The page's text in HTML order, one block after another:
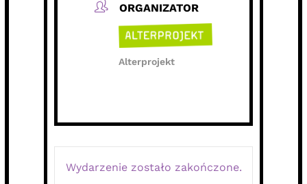
ORGANIZATOR
Alterprojekt
Wydarzenie zostało zakończone.